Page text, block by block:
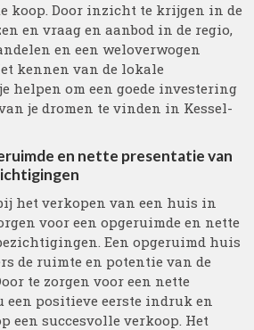
koop. Door inzicht te krijgen in de
en vraag en aanbod in de regio,
en een weloverwogen
kennen van de lokale
helpen om een goede investering
je dromen te vinden in Kessel-
en nette presentatie van
het verkopen van een huis in
voor een opgeruimde en nette
Een opgeruimd huis
de ruimte en potentie van de
te zorgen voor een nette
een positieve eerste indruk en
een succesvolle verkoop. Het